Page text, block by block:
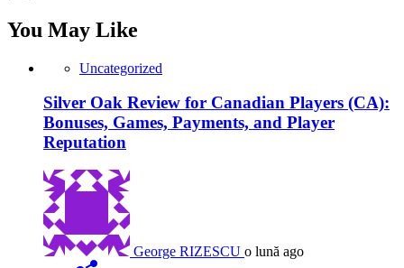
You May Like
Uncategorized
Silver Oak Review for Canadian Players (CA):
Bonuses, Games, Payments, and Player
Reputation
George RIZESCU o lună ago